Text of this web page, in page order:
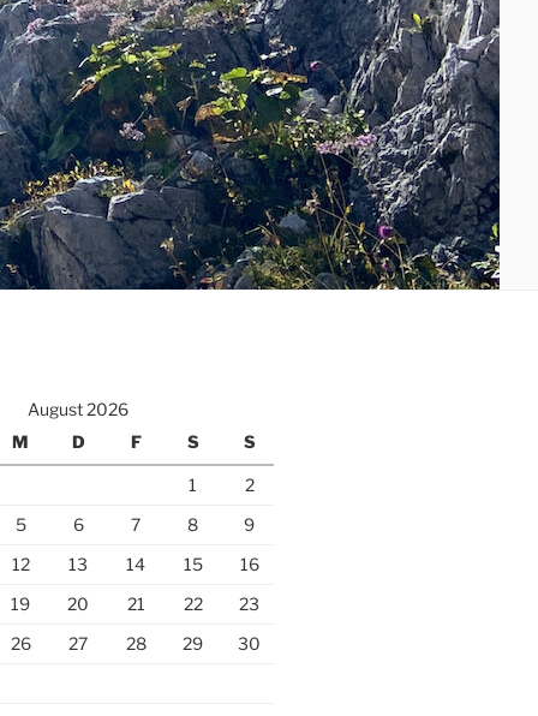
August 2026
M
D F S S
1
2
5
6 7 8
9
12
13 14 15
16
19
20 21 22
23
26
27 28 29 30